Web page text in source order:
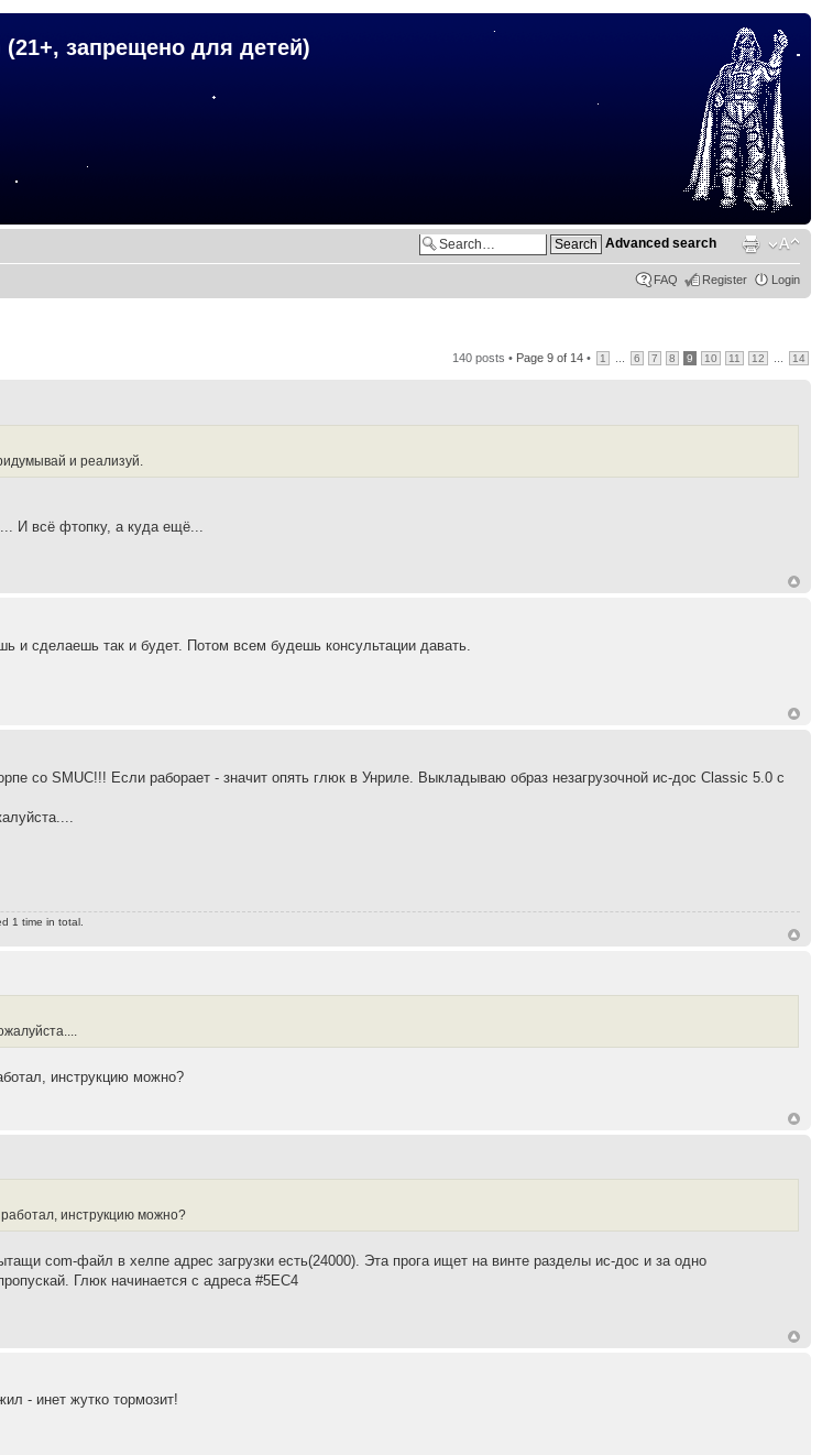
запрещено для детей)
Advanced search
FAQ Register Login
140 posts • Page 9 of 14 • 1 6 7 8 9 10 11 12 14
и реализуй.
И всё фтопку, а куда ещё...
и сделаешь так и будет. Потом всем будешь консультации давать.
со SMUC!!! Если раборает - значит опять глюк в Унриле. Выкладываю образ незагрузочной ис-дос Classic 5.0 с
1 time in total.
инструкцию можно?
инструкцию можно?
com-файл в хелпе адрес загрузки есть(24000). Эта прога ищет на винте разделы ис-дос и за одно
Глюк начинается с адреса #5EC4
- инет жутко тормозит!